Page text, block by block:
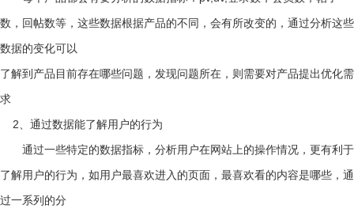
数，回帖数等，这些数据根据产品的不同，会有所改变的，通过分析这些
数据的变化可以
了解到产品目前存在哪些问题，发现问题所在，则需要对产品提出优化需
求
2、通过数据能了解用户的行为
通过一些特定的数据指标，分析用户在网站上的操作情况，更有利于
了解用户的行为，如用户最喜欢进入的页面，最喜欢看的内容是哪些，通
过一系列的分